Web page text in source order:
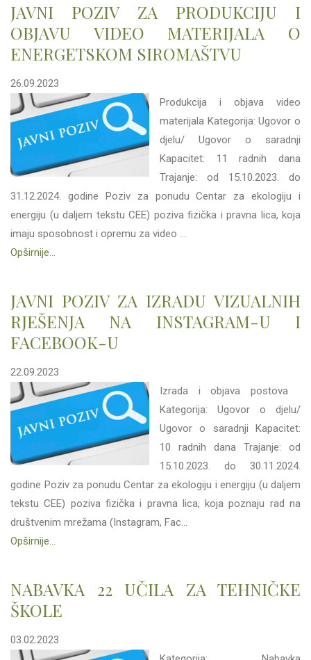
JAVNI POZIV ZA PRODUKCIJU I
OBJAVU VIDEO MATERIJALA O
ENERGETSKOM SIROMAŠTVU
26.09.2023
Produkcija i objava video
materijala Kategorija: Ugovor o
djelu/ Ugovor o saradnji
Kapacitet: 11 radnih dana
Trajanje: od 15.10.2023. do
31.12.2024. godine Poziv za ponudu Centar za ekologiju i
energiju (u daljem tekstu CEE) poziva fizička i pravna lica, koja
imaju sposobnost i opremu za video ...
Opširnije...
JAVNI POZIV ZA IZRADU VIZUALNIH
RJEŠENJA NA INSTAGRAM-U I
FACEBOOK-U
22.09.2023
Izrada i objava postova
Kategorija: Ugovor o djelu/
Ugovor o saradnji Kapacitet:
10 radnih dana Trajanje: od
15.10.2023. do 30.11.2024.
godine Poziv za ponudu Centar za ekologiju i energiju (u daljem
tekstu CEE) poziva fizička i pravna lica, koja poznaju rad na
društvenim mrežama (Instagram, Fac...
Opširnije...
NABAVKA 22 UČILA ZA TEHNIČKE
ŠKOLE
03.02.2023